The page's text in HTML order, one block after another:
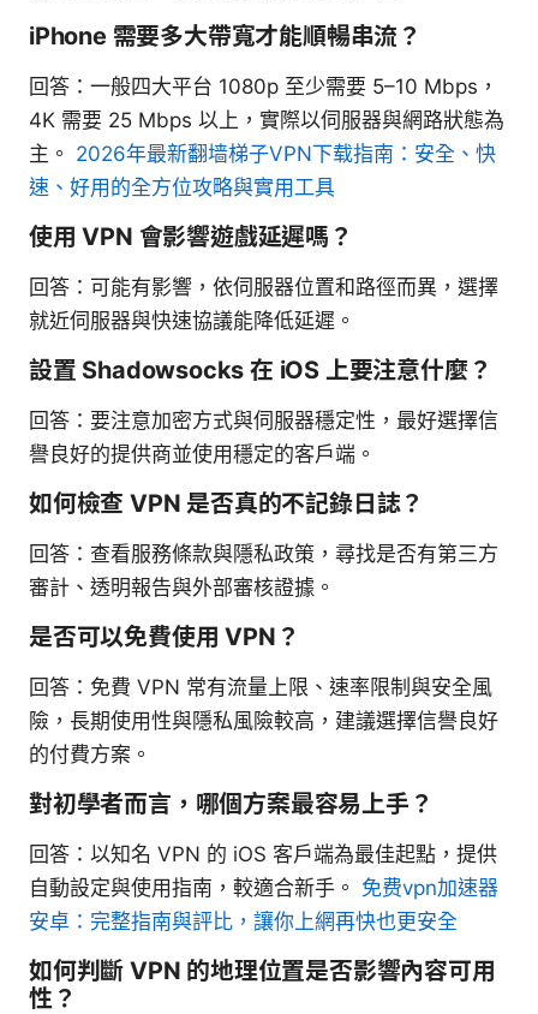
iPhone 需要多大帶寬才能順暢串流？
回答：一般四大平台 1080p 至少需要 5–10 Mbps，
4K 需要 25 Mbps 以上，實際以伺服器與網路狀態為
主。 2026年最新翻墙梯子VPN下载指南：安全、快
速、好用的全方位攻略與實用工具
使用 VPN 會影響遊戲延遲嗎？
回答：可能有影響，依伺服器位置和路徑而異，選擇
就近伺服器與快速協議能降低延遲。
設置 Shadowsocks 在 iOS 上要注意什麼？
回答：要注意加密方式與伺服器穩定性，最好選擇信
譽良好的提供商並使用穩定的客戶端。
如何檢查 VPN 是否真的不記錄日誌？
回答：查看服務條款與隱私政策，尋找是否有第三方
審計、透明報告與外部審核證據。
是否可以免費使用 VPN？
回答：免費 VPN 常有流量上限、速率限制與安全風
險，長期使用性與隱私風險較高，建議選擇信譽良好
的付費方案。
對初學者而言，哪個方案最容易上手？
回答：以知名 VPN 的 iOS 客戶端為最佳起點，提供
自動設定與使用指南，較適合新手。 免费vpn加速器
安卓：完整指南與評比，讓你上網再快也更安全
如何判斷 VPN 的地理位置是否影響內容可用
性？